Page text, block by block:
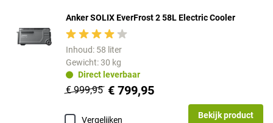
Anker SOLIX EverFrost 2 58L Electric Cooler
Inhoud: 58 liter
Gewicht: 30 kg
Direct leverbaar
€ 999,95 € 799,95
Vergelijken Bekijk product